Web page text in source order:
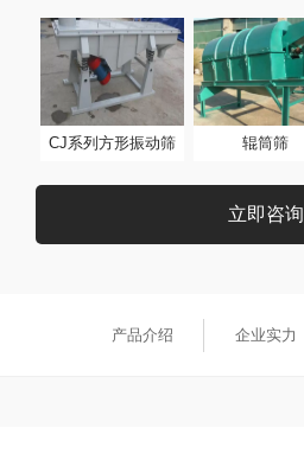
CJ系列方形振动筛 辊筒筛
立即咨询
产品介绍 企业实力